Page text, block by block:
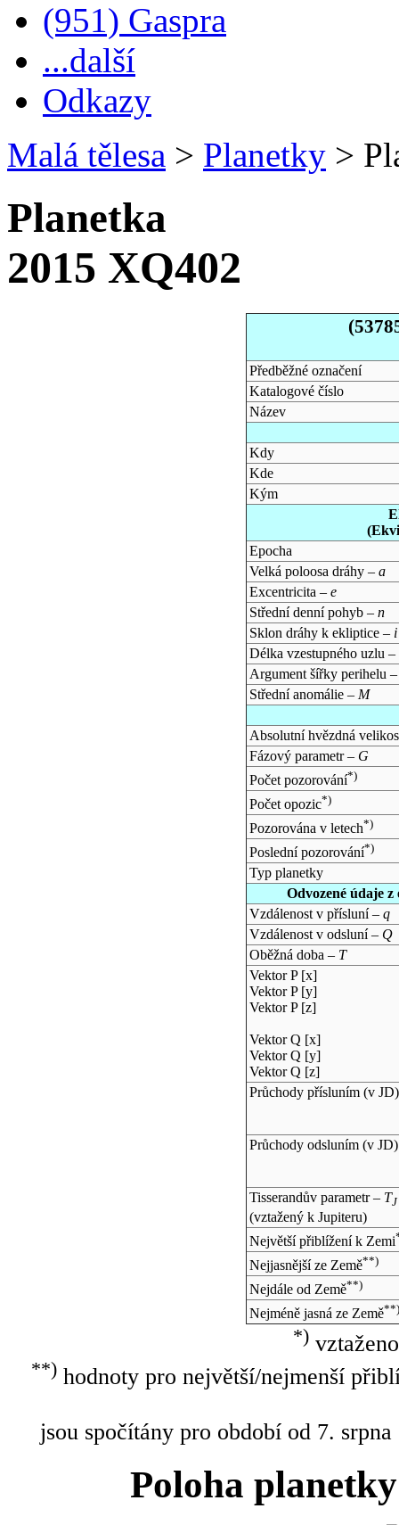
(951) Gaspra
...další
Odkazy
Malá tělesa > Planetky >
Planetka
2015 XQ402
Předběžné označení
Katalogové číslo
Název
Kdy
Kde
Kým
Epocha
Velká poloosa dráhy – a
Excentricita – e
Střední denní pohyb – n
Sklon dráhy k ekliptice – i
Délka vzestupného uzlu –
Argument šířky perihelu
Střední anomálie – M
Absolutní hvězdná
Fázový parametr – G
Počet pozorování*)
Počet opozic*)
Pozorována v letech*)
Poslední pozorování*)
Typ planetky
Odvozené údaje
Vzdálenost v přísluní – q
Vzdálenost v odsluní – Q
Oběžná doba – T
Vektor P [x]
Vektor P [y]
Vektor P [z]
Vektor Q [x]
Vektor Q [y]
Vektor Q [z]
Průchody přísluním (v JD)
Průchody odsluním (v JD)
Tisserandův parametr – TJ
(vztažený k Jupiteru)
Největší přiblížení k Zemi
Nejjasnější ze Země**)
Nejdále od Země**)
Nejméně jasná ze Země**)
*)
**)hodnoty pro největší/nejmenší
jsou spočítány pro období od 7.
Poloha